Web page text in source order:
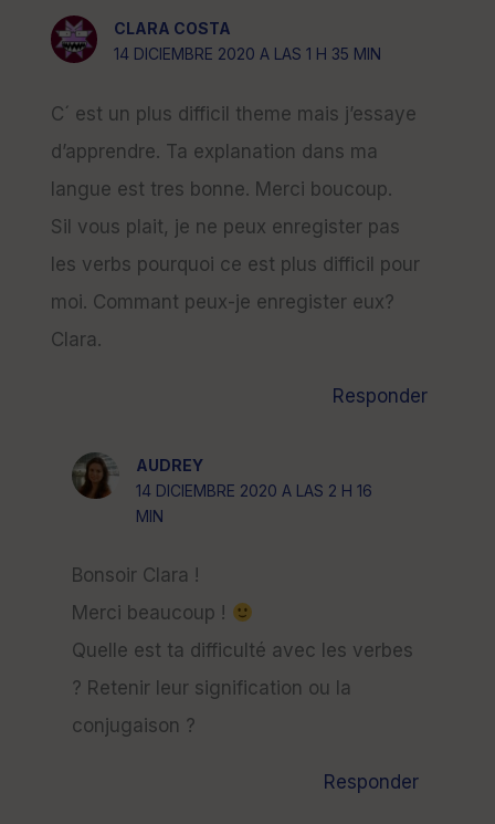
CLARA COSTA
14 DICIEMBRE 2020 A LAS 1 H 35 MIN
C´ est un plus difficil theme mais j’essaye
d’apprendre. Ta explanation dans ma
langue est tres bonne. Merci boucoup.
Sil vous plait, je ne peux enregister pas
les verbs pourquoi ce est plus difficil pour
moi. Commant peux-je enregister eux?
Clara.
Responder
AUDREY
14 DICIEMBRE 2020 A LAS 2 H 16
MIN
Bonsoir Clara !
Merci beaucoup !
Quelle est ta difficulté avec les verbes
? Retenir leur signification ou la
conjugaison ?
Responder